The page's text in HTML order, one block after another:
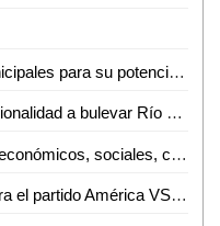
Modernización de mercados municipales para su potencialización y mejor posicionamiento
Acciones coordinadas darán funcionalidad a bulevar Río Santiago
SLP y Japón estrechan vínculos económicos, sociales, culturales y turísticos
El que se hayan rifado boletos para el partido América VS Atlético de san Luis, es señal de empatía